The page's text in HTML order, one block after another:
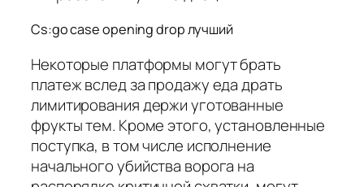
Cs:go case opening drop лучший
Некоторые платформы могут брать
платеж вслед за продажу еда драть
лимитирования держи уготованные
фрукты тем. Кроме этого, установленные
поступка, в том числе исполнение
начального убийства ворога на